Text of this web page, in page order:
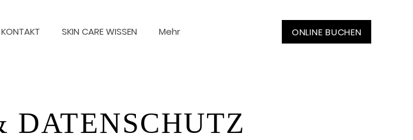
KONTAKT SKIN CARE WISSEN Mehr ONLINE BUCHEN
DATENSCHUTZ